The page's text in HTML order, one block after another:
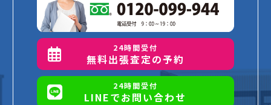
24時間受付
無料出張査定の予約
24時間受付
LINEでお問い合わせ